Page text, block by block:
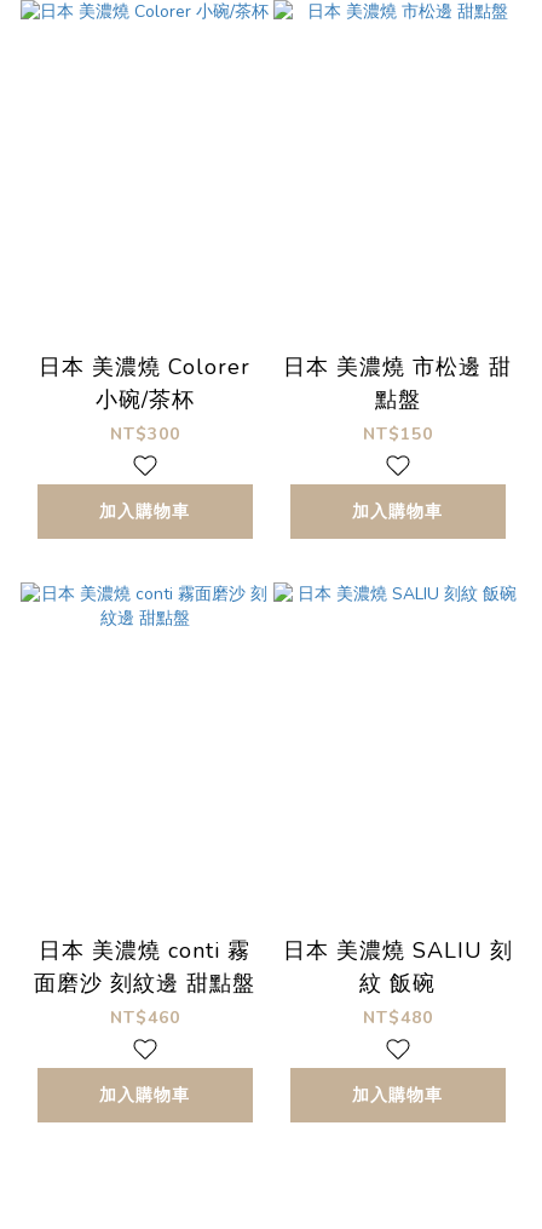
日本 美濃燒 Colorer
小碗/茶杯
NT$300
加入購物車
日本 美濃燒 市松邊 甜
點盤
NT$150
加入購物車
日本 美濃燒 conti 霧
面磨沙 刻紋邊 甜點盤
NT$460
加入購物車
日本 美濃燒 SALIU 刻
紋 飯碗
NT$480
加入購物車